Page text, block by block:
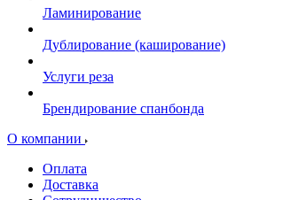
Ламинирование
Дублирование (каширование)
Услуги реза
Брендирование спанбонда
О компании
Оплата
Доставка